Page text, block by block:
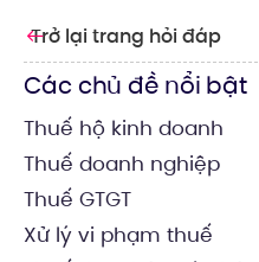
Trở lại trang hỏi đáp
Các chủ đề nổi bật
Thuế hộ kinh doanh
Thuế doanh nghiệp
Thuế GTGT
Xử lý vi phạm thuế